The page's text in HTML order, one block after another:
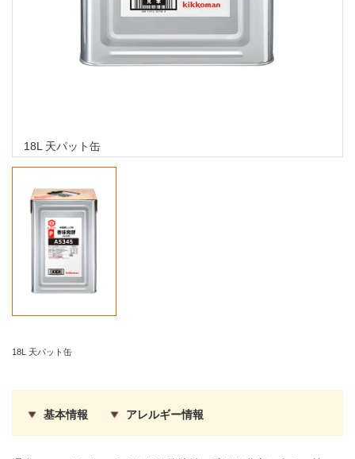
18L 天パット缶
18L 天パット缶
基本情報 アレルギー情報